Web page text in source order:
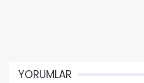
YORUMLAR